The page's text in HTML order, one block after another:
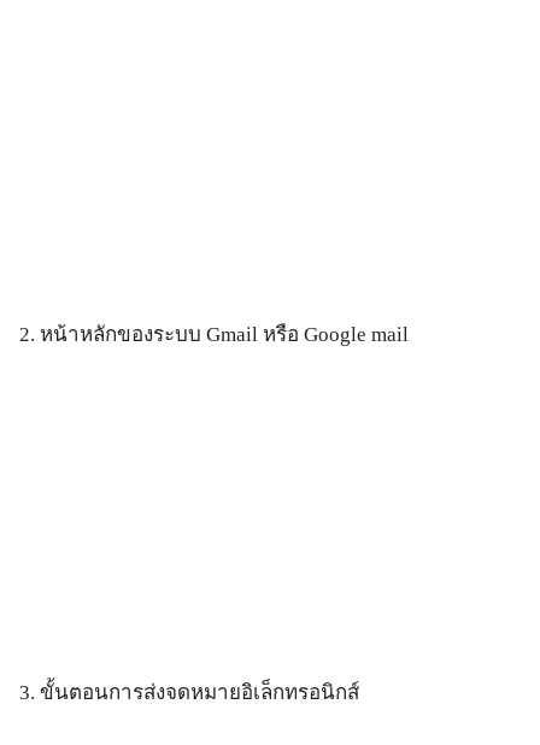
2. หน้าหลักของระบบ Gmail หรือ Google mail
3. ขั้นตอนการส่งจดหมายอิเล็กทรอนิกส์